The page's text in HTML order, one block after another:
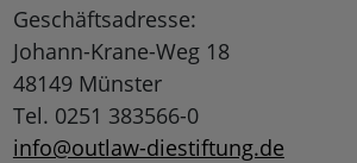
Geschäftsadresse:
Johann-Krane-Weg 18
48149 Münster
Tel. 0251 383566-0
info@outlaw-diestiftung.de